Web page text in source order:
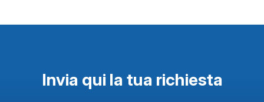
Invia qui la tua richiesta